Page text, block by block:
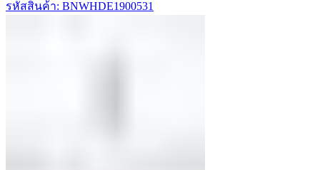
รหัสสินค้า: BNWHDE1900531